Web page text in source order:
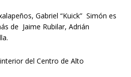
Gabriel “Kuick” Simón es
de Jaime Rubilar, Adrián